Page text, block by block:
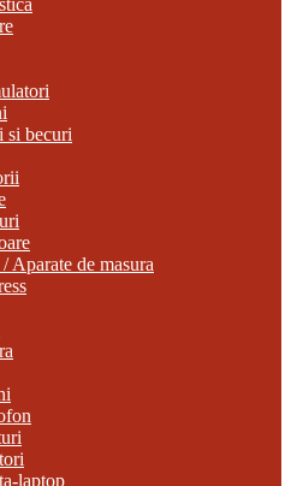
si becuri
Aparate de masura
laptop